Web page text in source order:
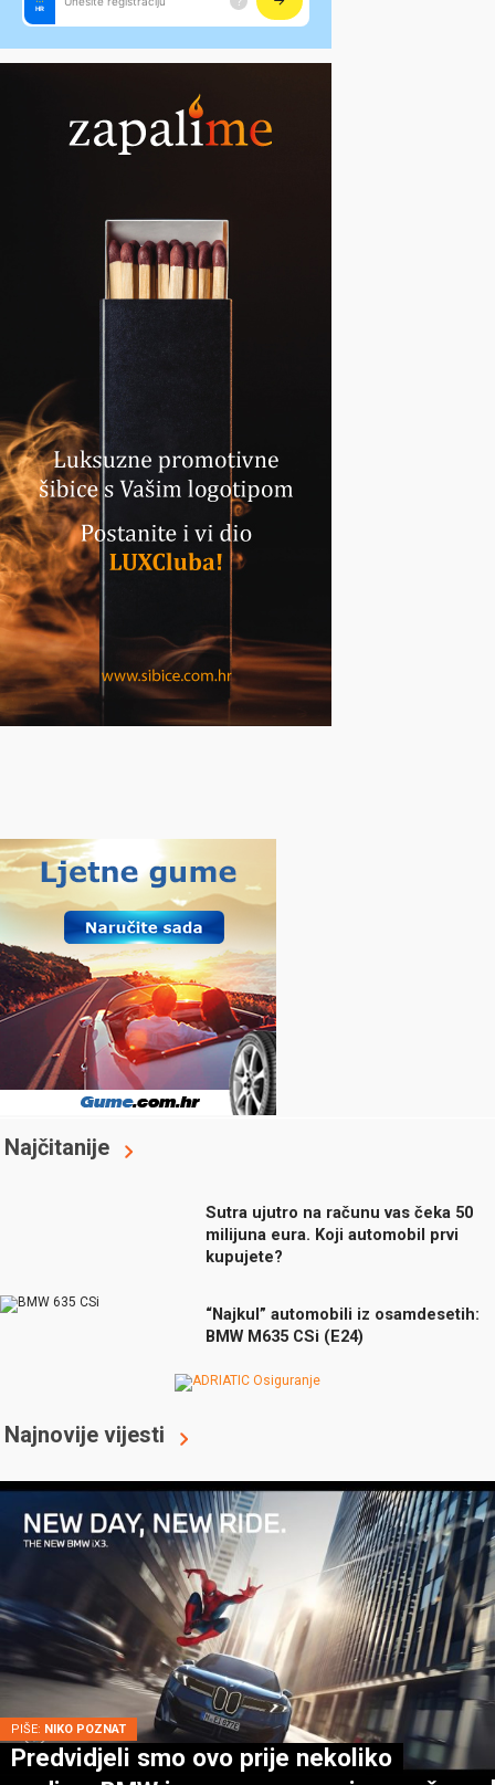
Najčitanije
Sutra ujutro na računu vas čeka 50
milijuna eura. Koji automobil prvi
kupujete?
“Najkul” automobili iz osamdesetih:
BMW M635 CSi (E24)
Najnovije vijesti
PIŠE: NIKO POZNAT
Predvidjeli smo ovo prije nekoliko